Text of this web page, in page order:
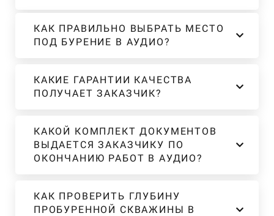
КАК ПРАВИЛЬНО ВЫБРАТЬ МЕСТО
ПОД БУРЕНИЕ В АУДИО?
КАКИЕ ГАРАНТИИ КАЧЕСТВА
ПОЛУЧАЕТ ЗАКАЗЧИК?
КАКОЙ КОМПЛЕКТ ДОКУМЕНТОВ
ВЫДАЕТСЯ ЗАКАЗЧИКУ ПО
ОКОНЧАНИЮ РАБОТ В АУДИО?
КАК ПРОВЕРИТЬ ГЛУБИНУ
ПРОБУРЕННОЙ СКВАЖИНЫ В